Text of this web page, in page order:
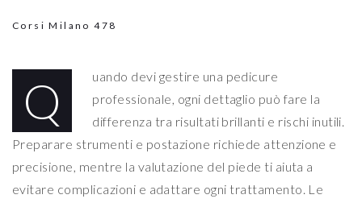
Corsi Milano478
Q
uando devi gestire una pedicure
professionale, ogni dettaglio può fare la
differenza tra risultati brillanti e rischi inutili.
Preparare strumenti e postazione richiede attenzione e
precisione, mentre la valutazione del piede ti aiuta a
evitare complicazioni e adattare ogni trattamento. Le